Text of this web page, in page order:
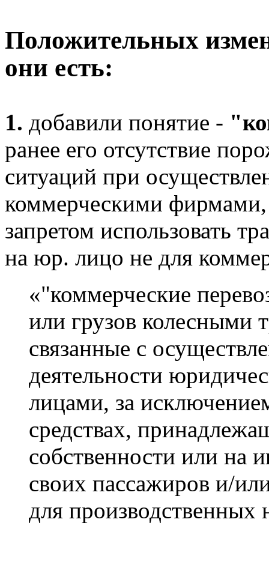
Положительных
они есть:
1. добавили понятие -
ранее его отсутствие
ситуаций при
коммерческими фирмами,
запретом использовать
на юр. лицо не для
«"коммерческие
или грузов колесными
связанные с
деятельности
лицами, за
средствах,
собственности или на
своих пассажиров и/
для производственных